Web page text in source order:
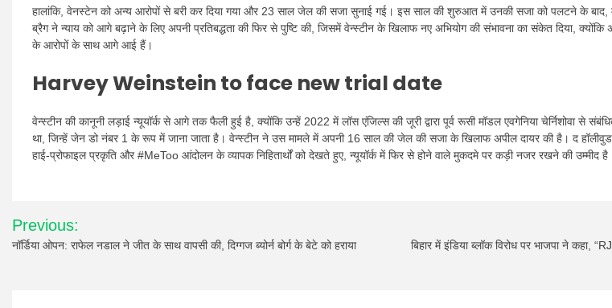
हालांकि, वेनस्टेन को अन्य आरोपों से बरी कर दिया गया और 23 साल जेल की सजा सुनाई गई। इस साल की शुरुआत में उनकी सजा को पलटने के बाद,
ब्रैग ने न्याय को आगे बढ़ाने के लिए अपनी प्रतिबद्धता की फिर से पुष्टि की, जिसमें वेन्स्टीन के खिलाफ नए अभियोग की संभावना का संकेत दिया, क्योंकि
के आरोपों के साथ आगे आई हैं।
Harvey Weinstein to face new trial date
वेन्स्टीन की कानूनी लड़ाई न्यूयॉर्क से आगे तक फैली हुई है, क्योंकि उन्हें 2022 में लॉस एंजिल्स की जूरी द्वारा पूर्व रूसी मॉडल एवगेनिया चेर्निशोवा से
था, जिन्हें जेन डो नंबर 1 के रूप में जाना जाता है। वेन्स्टीन ने उस मामले में अपनी 16 साल की जेल की सजा के खिलाफ अपील दायर की है। द हॉलीवुड
हाई-प्रोफाइल प्रकृति और #MeToo आंदोलन के व्यापक निहितार्थों को देखते हुए, न्यूयॉर्क में फिर से होने वाले मुकदमे पर कड़ी नजर रखने की उम्मीद
Post
navigation
Previous:
नॉर्डिया ओपन: राफेल नडाल ने जीत के साथ वापसी की, दिग्गज ब्योर्न बोर्ग के बेटे को हराया बिहार में इंडिया ब्लॉक विरोध पर भाजपा ने कहा,